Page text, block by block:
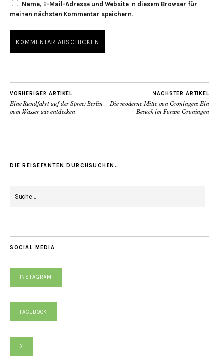
Name, E-Mail-Adresse und Website in diesem Browser für
meinen nächsten Kommentar speichern.
VORHERIGER ARTIKEL
Eine Rundfahrt auf der Spree: Berlin
vom Wasser aus entdecken
NÄCHSTER ARTIKEL
Die moderne Mitte von Groningen: Ein
Besuch im Forum Groningen
DIE REISEFANTEN DURCHSUCHEN…
SOCIAL MEDIA
INSTAGRAM
FACEBOOK
X